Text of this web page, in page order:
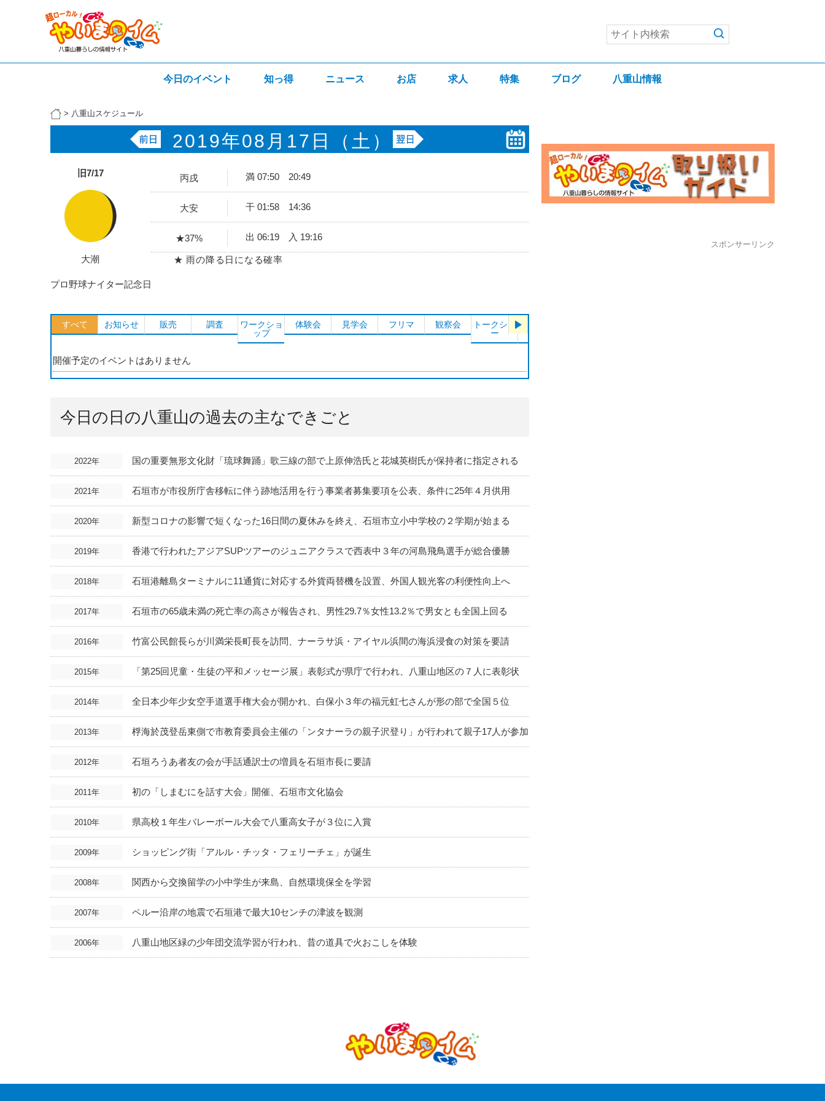
今日のイベント 知っ得 ニュース お店 求人 特集 ブログ 八重山情報
> 八重山スケジュール
2019年08月17日 （土）
旧7/17
大潮
丙戌 満 07:50 20:49
大安 干 01:58 14:36
★37% 出 06:19 入 19:16
★ 雨の降る日になる確率
プロ野球ナイター記念日
すべて お知らせ 販売 調査
ワークショ
ップ
体験会 見学会 フリマ 観察会
トークショ
ー
シンポジウ
開催予定のイベントはありません
今日の日の八重山の過去の主なできごと
2022年 国の重要無形文化財「琉球舞踊」歌三線の部で上原伸浩氏と花城英樹氏が保持者に指定される
2021年 石垣市が市役所庁舎移転に伴う跡地活用を行う事業者募集要項を公表、条件に25年４月供用
2020年 新型コロナの影響で短くなった16日間の夏休みを終え、石垣市立小中学校の２学期が始まる
2019年 香港で行われたアジアSUPツアーのジュニアクラスで西表中３年の河島飛鳥選手が総合優勝
2018年 石垣港離島ターミナルに11通貨に対応する外貨両替機を設置、外国人観光客の利便性向上へ
2017年 石垣市の65歳未満の死亡率の高さが報告され、男性29.7％女性13.2％で男女とも全国上回る
2016年 竹富公民館長らが川満栄長町長を訪問、ナーラサ浜・アイヤル浜間の海浜浸食の対策を要請
2015年 「第25回児童・生徒の平和メッセージ展」表彰式が県庁で行われ、八重山地区の７人に表彰状
2014年 全日本少年少女空手道選手権大会が開かれ、白保小３年の福元虹七さんが形の部で全国５位
2013年 桴海於茂登岳東側で市教育委員会主催の「ンタナーラの親子沢登り」が行われて親子17人が参加
2012年 石垣ろうあ者友の会が手話通訳士の増員を石垣市長に要請
2011年 初の「しまむにを話す大会」開催、石垣市文化協会
2010年 県高校１年生バレーボール大会で八重高女子が３位に入賞
2009年 ショッピング街「アルル・チッタ・フェリーチェ」が誕生
2008年 関西から交換留学の小中学生が来島、自然環境保全を学習
2007年 ペルー沿岸の地震で石垣港で最大10センチの津波を観測
2006年 八重山地区緑の少年団交流学習が行われ、昔の道具で火おこしを体験
スポンサーリンク